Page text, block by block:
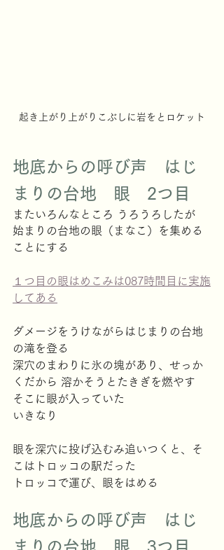
起き上がり上がりこぶしに岩をとロケット
地底からの呼び声　はじ
まりの台地　眼　2つ目
またいろんなところ うろうろしたが
始まりの台地の眼（まなこ）を集める
ことにする
１つ目の眼はめこみは087時間目に実施
してある
ダメージをうけながらはじまりの台地
の滝を登る
深穴のまわりに氷の塊があり、せっか
くだから 溶かそうとたきぎを燃やす
そこに眼が入っていた
いきなり
眼を深穴に投げ込むみ追いつくと、そ
こはトロッコの駅だった
トロッコで運び、眼をはめる
地底からの呼び声　はじ
まりの台地　眼　3つ目